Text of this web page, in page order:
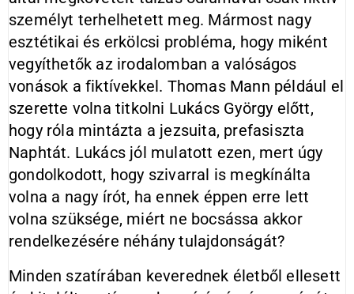
személyt terhelhetett meg. Mármost nagy
esztétikai és erkölcsi probléma, hogy miként
vegyíthetők az irodalomban a valóságos
vonások a fiktívekkel. Thomas Mann például el
szerette volna titkolni Lukács György előtt,
hogy róla mintázta a jezsuita, prefasiszta
Naphtát. Lukács jól mulatott ezen, mert úgy
gondolkodott, hogy szivarral is megkínálta
volna a nagy írót, ha ennek éppen erre lett
volna szüksége, miért ne bocsássa akkor
rendelkezésére néhány tulajdonságát?
Minden szatírában keverednek életből ellesett